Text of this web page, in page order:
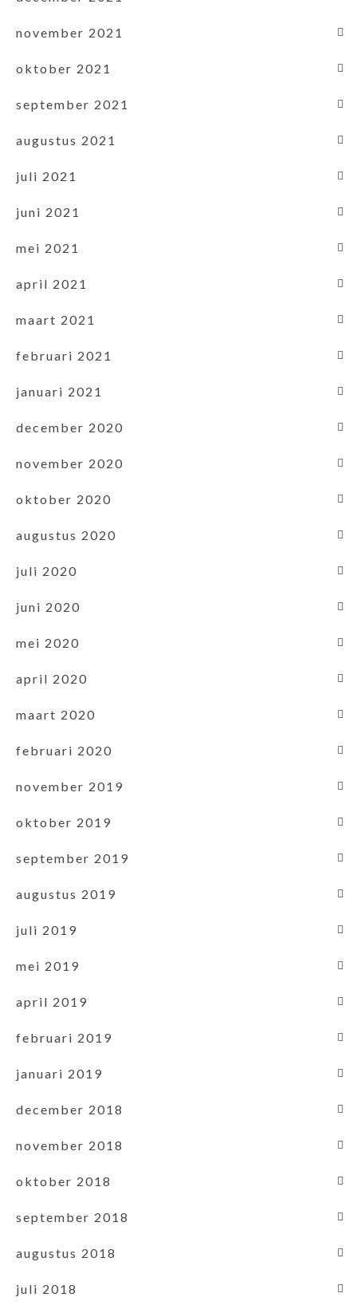
november 2021
oktober 2021
september 2021
augustus 2021
juli 2021
juni 2021
mei 2021
april 2021
maart 2021
februari 2021
januari 2021
december 2020
november 2020
oktober 2020
augustus 2020
juli 2020
juni 2020
mei 2020
april 2020
maart 2020
februari 2020
november 2019
oktober 2019
september 2019
augustus 2019
juli 2019
mei 2019
april 2019
februari 2019
januari 2019
december 2018
november 2018
oktober 2018
september 2018
augustus 2018
juli 2018